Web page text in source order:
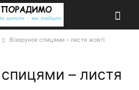
Візерунок спицями – листя жовті
спицями – листя